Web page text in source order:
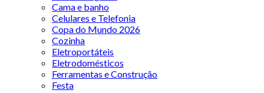
Cama e banho
Celulares e Telefonia
Copa do Mundo 2026
Cozinha
Eletroportáteis
Eletrodomésticos
Ferramentas e Construção
Festa